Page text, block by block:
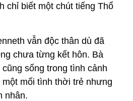
chỉ biết một chút tiếng Thổ
vẫn độc thân dù đã
chưa từng kết hôn. Bà
sống trong tình cảnh
mối tình thời trẻ nhưng
nhân.